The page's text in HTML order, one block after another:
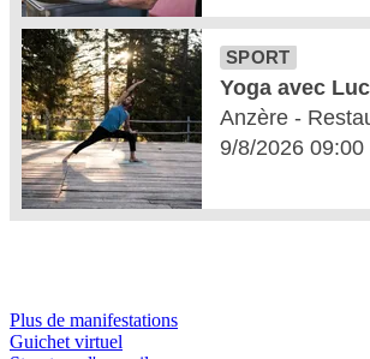
Plus de manifestations
Guichet virtuel